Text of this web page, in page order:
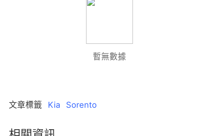
暫無數據
文章標籤 Kia Sorento